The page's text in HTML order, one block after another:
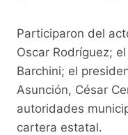
Participaron del
Oscar Rodríguez;
Barchini; el
Asunción, César
autoridades
cartera estatal.